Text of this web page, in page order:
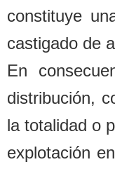
constituye
castigado de
En
distribución,
la totalidad o
explotación